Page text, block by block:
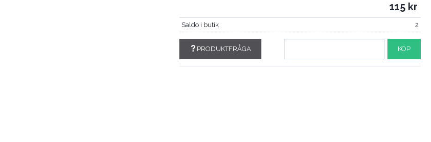
115
Saldo i butik 2
PRODUKTFRÅGA KÖP